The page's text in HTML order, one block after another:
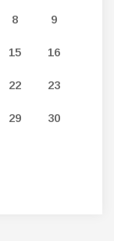
8 9
15 16
22 23
29 30